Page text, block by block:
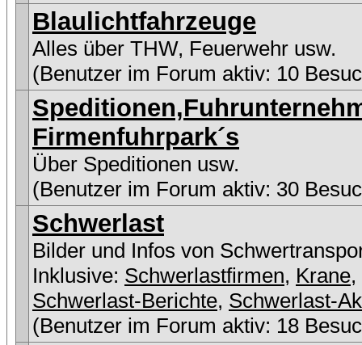
Blaulichtfahrzeuge
Alles über THW, Feuerwehr usw.
(Benutzer im Forum aktiv: 10
Firmenfuhrpark´s
Über Speditionen usw.
(Benutzer im Forum aktiv: 30
Schwerlast
Bilder und Infos von
Inklusive: Schwerlastfirmen, Krane,
Schwerlast-Berichte, Schwerlast-
(Benutzer im Forum aktiv: 18